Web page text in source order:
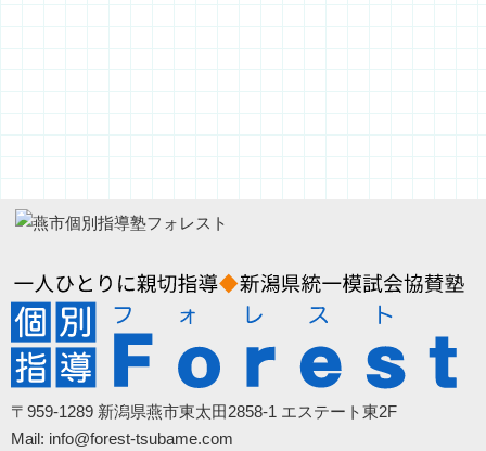
〒959-1289 新潟県燕市東太田2858-1 エステート東2F
Mail: info@forest-tsubame.com